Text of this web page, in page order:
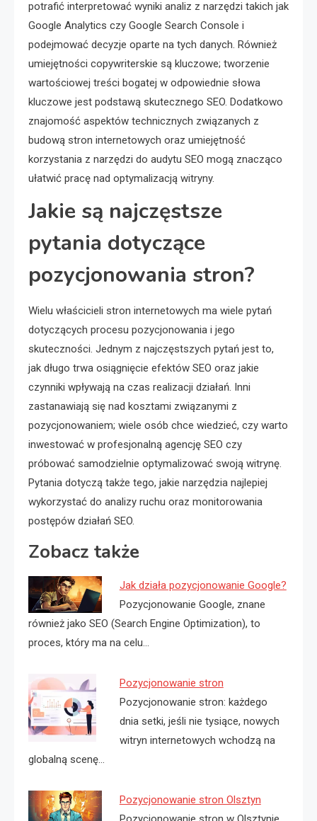
potrafić interpretować wyniki analiz z narzędzi takich jak
Google Analytics czy Google Search Console i
podejmować decyzje oparte na tych danych. Również
umiejętności copywriterskie są kluczowe; tworzenie
wartościowej treści bogatej w odpowiednie słowa
kluczowe jest podstawą skutecznego SEO. Dodatkowo
znajomość aspektów technicznych związanych z
budową stron internetowych oraz umiejętność
korzystania z narzędzi do audytu SEO mogą znacząco
ułatwić pracę nad optymalizacją witryny.
Jakie są najczęstsze
pytania dotyczące
pozycjonowania stron?
Wielu właścicieli stron internetowych ma wiele pytań
dotyczących procesu pozycjonowania i jego
skuteczności. Jednym z najczęstszych pytań jest to,
jak długo trwa osiągnięcie efektów SEO oraz jakie
czynniki wpływają na czas realizacji działań. Inni
zastanawiają się nad kosztami związanymi z
pozycjonowaniem; wiele osób chce wiedzieć, czy warto
inwestować w profesjonalną agencję SEO czy
próbować samodzielnie optymalizować swoją witrynę.
Pytania dotyczą także tego, jakie narzędzia najlepiej
wykorzystać do analizy ruchu oraz monitorowania
postępów działań SEO.
Zobacz także
Jak działa pozycjonowanie Google?
Pozycjonowanie Google, znane
również jako SEO (Search Engine Optimization), to
proces, który ma na celu…
Pozycjonowanie stron
Pozycjonowanie stron: każdego
dnia setki, jeśli nie tysiące, nowych
witryn internetowych wchodzą na
globalną scenę…
Pozycjonowanie stron Olsztyn